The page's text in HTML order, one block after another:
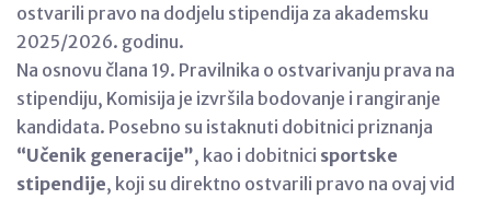
ostvarili pravo na dodjelu stipendija za akademsku
2025/2026. godinu.
Na osnovu člana 19. Pravilnika o ostvarivanju prava na
stipendiju, Komisija je izvršila bodovanje i rangiranje
kandidata. Posebno su istaknuti dobitnici priznanja
“Učenik generacije”, kao i dobitnici sportske
stipendije, koji su direktno ostvarili pravo na ovaj vid